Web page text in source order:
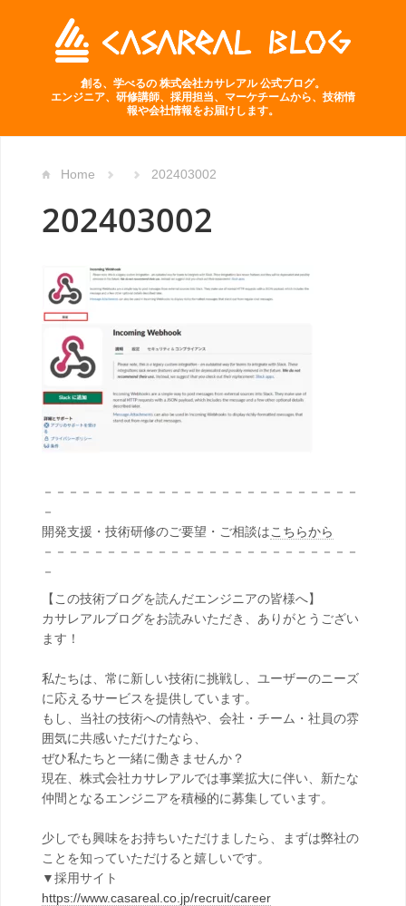
創る、学べるの 株式会社カサレアル 公式ブログ。
エンジニア、研修講師、採用担当、マーケチームから、技術情
報や会社情報をお届けします。
Home 202403002
202403002
－－－－－－－－－－－－－－－－－－－－－－－－－
－
開発支援・技術研修のご要望・ご相談はこちらから
－－－－－－－－－－－－－－－－－－－－－－－－－
－
【この技術ブログを読んだエンジニアの皆様へ】
カサレアルブログをお読みいただき、ありがとうござい
ます！
私たちは、常に新しい技術に挑戦し、ユーザーのニーズ
に応えるサービスを提供しています。
もし、当社の技術への情熱や、会社・チーム・社員の雰
囲気に共感いただけたなら、
ぜひ私たちと一緒に働きませんか？
現在、株式会社カサレアルでは事業拡大に伴い、新たな
仲間となるエンジニアを積極的に募集しています。
少しでも興味をお持ちいただけましたら、まずは弊社の
ことを知っていただけると嬉しいです。
▼採用サイト
https://www.casareal.co.jp/recruit/career